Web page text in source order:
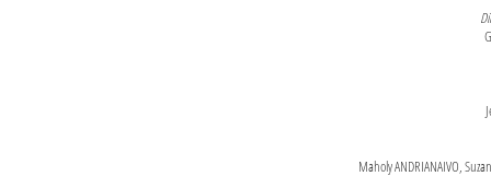
Maholy ANDRIANAIVO,